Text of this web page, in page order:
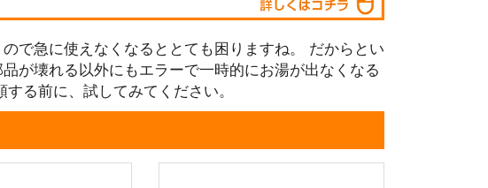
で急に使えなくなるととても困りますね。 だからとい
が壊れる以外にもエラーで一時的にお湯が出なくなる
る前に、試してみてください。